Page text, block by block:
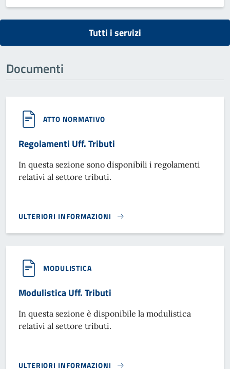
Tutti i servizi
Documenti
ATTO NORMATIVO
Regolamenti Uff. Tributi
In questa sezione sono disponibili i regolamenti
relativi al settore tributi.
ULTERIORI INFORMAZIONI
REGOLAMENTI UFF. TRIBUTI}
MODULISTICA
Modulistica Uff. Tributi
In questa sezione è disponibile la modulistica
relativi al settore tributi.
ULTERIORI INFORMAZIONI